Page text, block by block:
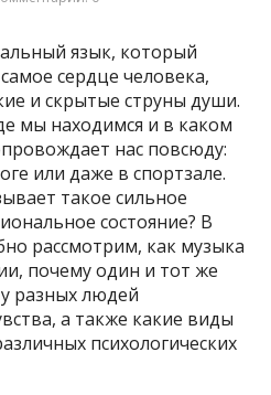
язык, который
сердце человека,
и скрытые струны души.
мы находимся и в каком
нас повсюду:
или даже в спортзале.
такое сильное
состояние? В
рассмотрим, как музыка
почему один и тот же
разных людей
а также какие виды
психологических